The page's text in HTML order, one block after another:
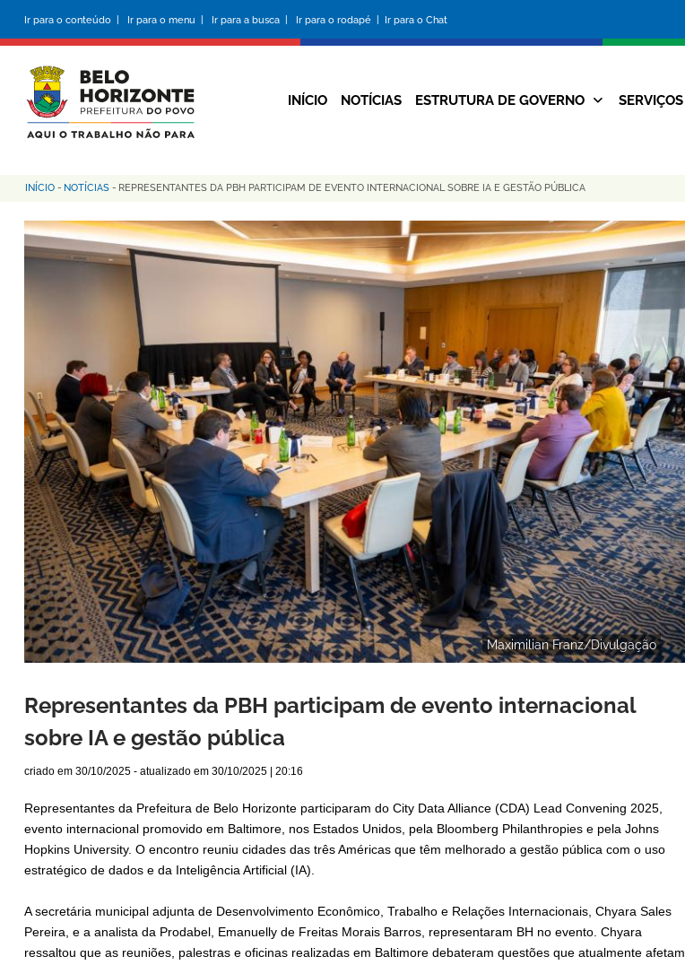
conteúdo
principal
Ir para o conteúdo | Ir para o menu | Ir para a busca | Ir para o rodapé | Ir para o Chat
da
Prefeitura
Navegação
INÍCIO NOTÍCIAS ESTRUTURA DE GOVERNO SERVIÇOS
Trilha
de
navegação
INÍCIO - NOTÍCIAS - REPRESENTANTES DA PBH PARTICIPAM DE EVENTO INTERNACIONAL SOBRE IA E GESTÃO PÚBLICA
Maximilian Franz/Divulgação
Representantes da PBH participam de evento internacional
sobre IA e gestão pública
criado em 30/10/2025 - atualizado em 30/10/2025 | 20:16
Representantes da Prefeitura de Belo Horizonte participaram do City Data Alliance (CDA) Lead Convening 2025,
evento internacional promovido em Baltimore, nos Estados Unidos, pela Bloomberg Philanthropies e pela Johns
Hopkins University. O encontro reuniu cidades das três Américas que têm melhorado a gestão pública com o uso
estratégico de dados e da Inteligência Artificial (IA).
A secretária municipal adjunta de Desenvolvimento Econômico, Trabalho e Relações Internacionais, Chyara Sales
Pereira, e a analista da Prodabel, Emanuelly de Freitas Morais Barros, representaram BH no evento. Chyara
ressaltou que as reuniões, palestras e oficinas realizadas em Baltimore debateram questões que atualmente afetam